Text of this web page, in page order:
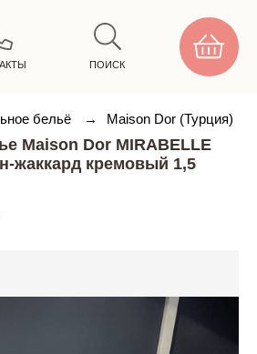
ПОИСК
бельё → Maison Dor (Турция)
Maison Dor MIRABELLE
жаккард кремовый 1,5